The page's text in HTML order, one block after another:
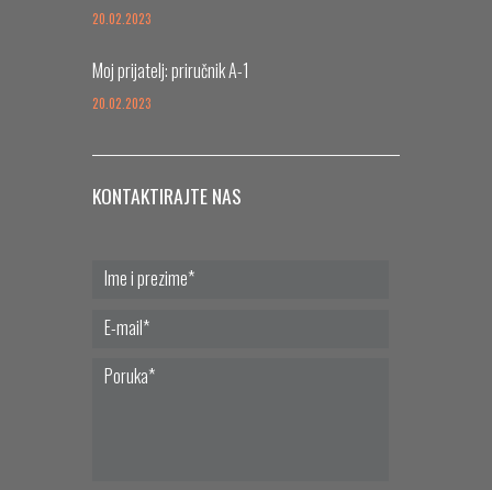
20.02.2023
Moj prijatelj: priručnik A-1
20.02.2023
KONTAKTIRAJTE NAS